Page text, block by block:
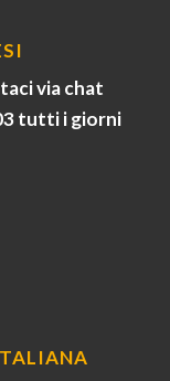
via chat
tutti i giorni